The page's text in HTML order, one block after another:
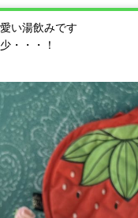
い湯飲みです
・・・！